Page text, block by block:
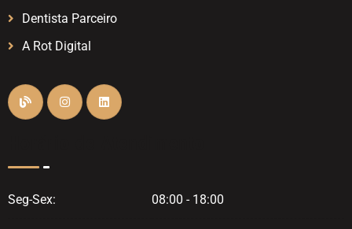
Dentista Parceiro
A Rot Digital
Seg-Sex: 08:00 - 18:00